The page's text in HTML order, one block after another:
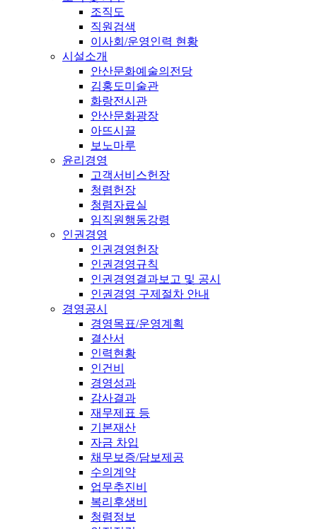
조직도
직원검색
이사회/운영인력 현황
시설소개
안산문화예술의전당
김홍도미술관
화랑전시관
안산문화광장
아뜨시끌
보노마루
윤리경영
고객서비스헌장
청렴헌장
청렴자료실
임직원행동강령
인권경영
인권경영헌장
인권경영규칙
인권경영결과보고 및 공시
인권경영 구제절차 안내
경영공시
경영목표/운영계획
결산서
인력현황
인건비
경영성과
감사결과
재무제표 등
기본재산
자금 차입
채무보증/담보제공
수의계약
업무추진비
복리후생비
청렴정보